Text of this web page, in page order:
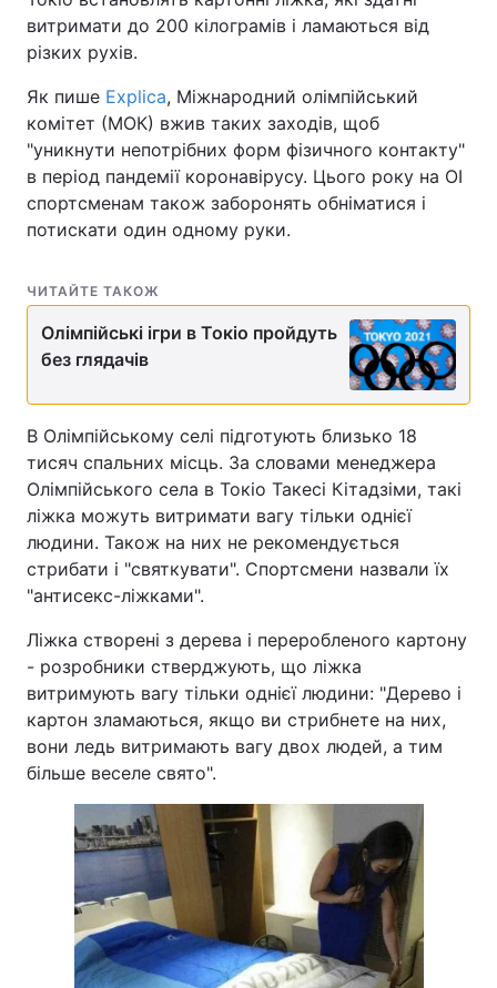
витримати до 200 кілограмів і ламаються від
різких рухів.
Як пише Explica, Міжнародний олімпійський
комітет (МОК) вжив таких заходів, щоб
"уникнути непотрібних форм фізичного контакту"
в період пандемії коронавірусу. Цього року на ОІ
спортсменам також заборонять обніматися і
потискати один одному руки.
ЧИТАЙТЕ ТАКОЖ
Олімпійські ігри в Токіо пройдуть
без глядачів
В Олімпійському селі підготують близько 18
тисяч спальних місць. За словами менеджера
Олімпійського села в Токіо Такесі Кітадзіми, такі
ліжка можуть витримати вагу тільки однієї
людини. Також на них не рекомендується
стрибати і "святкувати". Спортсмени назвали їх
"антисекс-ліжками".
Ліжка створені з дерева і переробленого картону
- розробники стверджують, що ліжка
витримують вагу тільки однієї людини: "Дерево і
картон зламаються, якщо ви стрибнете на них,
вони ледь витримають вагу двох людей, а тим
більше веселе свято".